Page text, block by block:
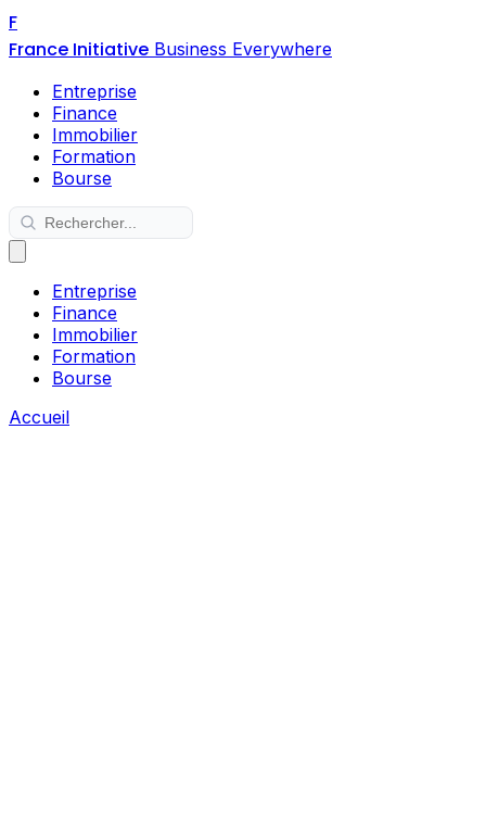
F
France Initiative Business Everywhere
Entreprise
Finance
Immobilier
Formation
Bourse
Entreprise
Finance
Immobilier
Formation
Bourse
Accueil